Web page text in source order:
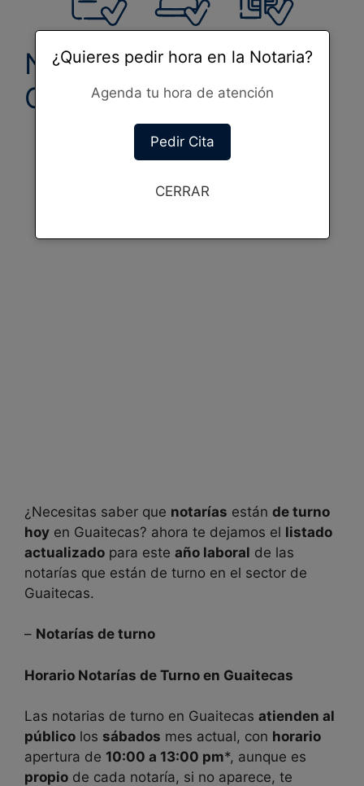
Notarias de turno en
Guaitecas
¿Necesitas saber que notarías están de turno
hoy en Guaitecas? ahora te dejamos el listado
actualizado para este año laboral de las
notarías que están de turno en el sector de
Guaitecas.
– Notarías de turno
Horario Notarías de Turno en Guaitecas
Las notarias de turno en Guaitecas atienden al
público los sábados mes actual, con horario
apertura de 10:00 a 13:00 pm*, aunque es
propio de cada notaría, si no aparece, te
¿Quieres pedir hora en la Notaria?
Agenda tu hora de atención
Pedir Cita
CERRAR